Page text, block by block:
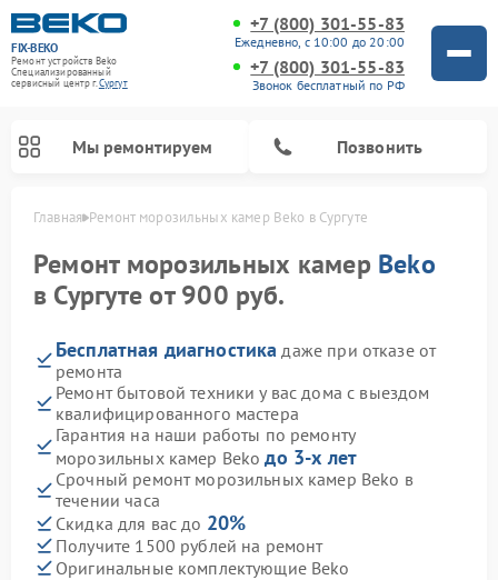
FIX-BEKO
Ремонт устройств Beko
Специализированный
cервисный центр г.Сургут
+7 (800) 301-55-83
Ежедневно, с 10:00 до 20:00
+7 (800) 301-55-83
Звонок бесплатный по РФ
Мы ремонтируем Позвонить
Главная Ремонт морозильных камер Beko в Сургуте
Ремонт морозильных камер Beko
в Сургуте от 900 руб.
Бесплатная диагностика даже при отказе от
ремонта
Ремонт бытовой техники у вас дома с выездом
квалифицированного мастера
Гарантия на наши работы по ремонту
морозильных камер Bekoдо 3-х лет
Срочный ремонт морозильных камер Beko в
течении часа
Скидка для вас до 20%
Получите 1500 рублей на ремонт
Оригинальные комплектующие Beko